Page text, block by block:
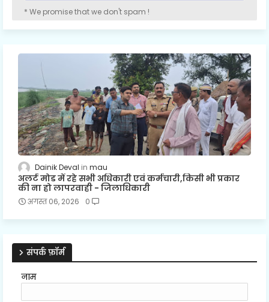
* We promise that we don't spam !
Dainik Deval mau
अलर्ट मोड में रहे सभी अधिकारी एवं कर्मचारी,किसी भी प्रकार
की ना हो लापरवाही - जिलाधिकारी
अगस्त 06, 2026 0
संपर्क फ़ॉर्म
नाम